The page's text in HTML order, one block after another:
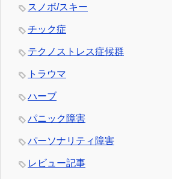
スノボ/スキー
チック症
テクノストレス症候群
トラウマ
ハーブ
パニック障害
パーソナリティ障害
レビュー記事